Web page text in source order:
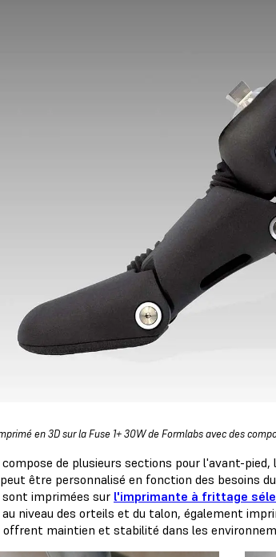
en 3D sur la Fuse 1+ 30W de Formlabs avec des
compose de plusieurs sections pour l'avant-
être personnalisé en fonction des besoins
imprimées sur l'imprimante à frittage
niveau des orteils et du talon, également
maintien et stabilité dans les